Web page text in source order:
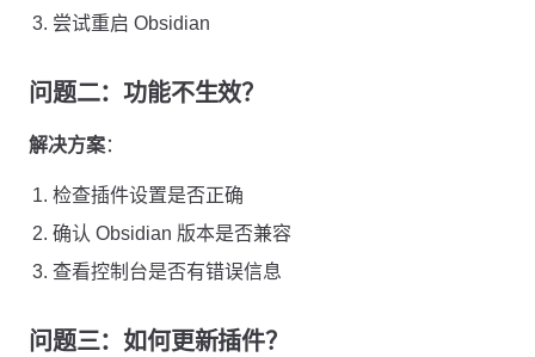
尝试重启 Obsidian
问题二：功能不生效？
解决方案：
检查插件设置是否正确
确认 Obsidian 版本是否兼容
查看控制台是否有错误信息
问题三：如何更新插件？